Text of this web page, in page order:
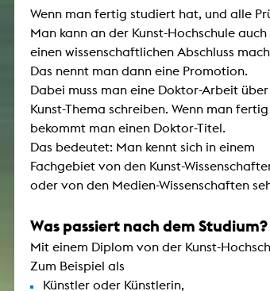
Wenn man fertig studiert hat, und alle
Man kann an der Kunst-Hochschule auch
einen wissenschaftlichen Abschluss
Das nennt man dann eine Promotion.
Dabei muss man eine Doktor-Arbeit
Kunst-Thema schreiben. Wenn man
bekommt man einen Doktor-Titel.
Das bedeutet: Man kennt sich in einem
Fachgebiet von den Kunst-
oder von den Medien-Wissenschaften
Was passiert nach dem Studium?
Mit einem Diplom von der Kunst-
Zum Beispiel als
Künstler oder Künstlerin,